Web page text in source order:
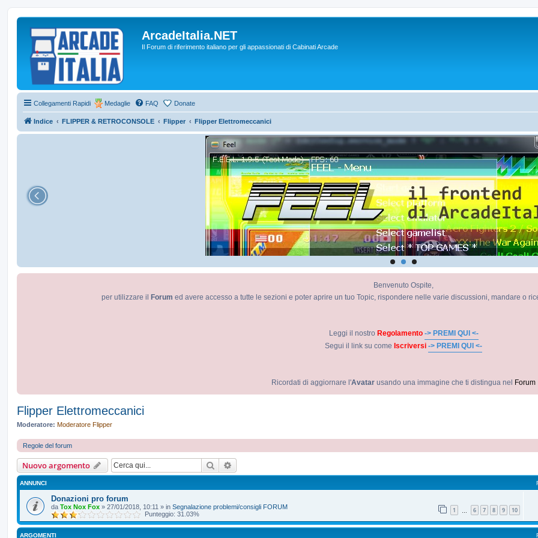
ArcadeItalia.NET
Il Forum di riferimento italiano per gli appassionati di Cabinati Arcade
Collegamenti Rapidi Medaglie FAQ Donate
Indice FLIPPER & RETROCONSOLE Flipper Flipper Elettromeccanici
Benvenuto Ospite,
per utilizzare il
Forum ed avere accesso a tutte le sezioni e poter aprire un tuo Topic, rispondere nelle varie discussioni, mandare o
Leggi il nostro Regolamento -> PREMI QUI <-
Segui il link su come Iscriversi -> PREMI QUI <-
Ricordati di aggiornare l'Avatar usando una immagine che ti distingua nel Forum
Flipper Elettromeccanici
Moderatore: Moderatore Flipper
Regole del forum
Nuovo argomento Cerca
ANNUNCI
Donazioni pro forum
da Tox Nox Fox » 27/01/2018, 10:11 » in Segnalazione problemi/consigli FORUM 1 6 7 8 9 10
Punteggio: 31.03%
ARGOMENTI